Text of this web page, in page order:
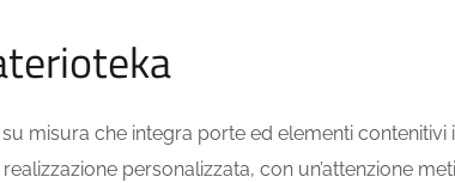
misura che integra porte ed elementi
personalizzata, con un’attenzione